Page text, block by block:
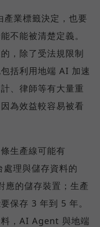
業標籤決定，也要
不能被清楚定義。
，除了受法規限制
括利用地端 AI 加速
、律師等有大量重
為效益較容易被看
生產線可能有
理與儲存資料的
的儲存裝置；生產
保存 3 年到 5 年。
，AI Agent 與地端